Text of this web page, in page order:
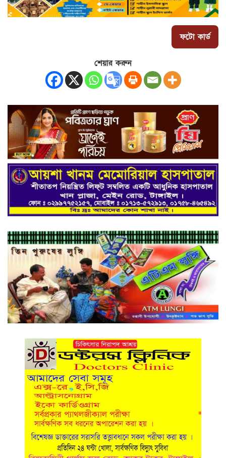
ফটো কার্ড
শেয়ার করুন